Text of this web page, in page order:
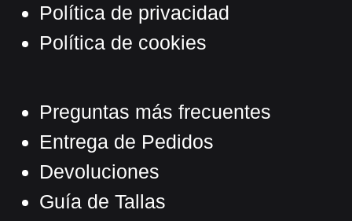
Política de privacidad
Política de cookies
Preguntas más frecuentes
Entrega de Pedidos
Devoluciones
Guía de Tallas